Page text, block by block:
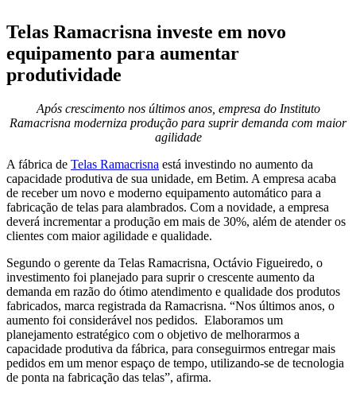
Telas Ramacrisna investe em novo
equipamento para aumentar
produtividade
Após crescimento nos últimos anos, empresa do Instituto
Ramacrisna moderniza produção para suprir demanda com maior
agilidade
A fábrica de Telas Ramacrisna está investindo no aumento da
capacidade produtiva de sua unidade, em Betim. A empresa acaba
de receber um novo e moderno equipamento automático para a
fabricação de telas para alambrados. Com a novidade, a empresa
deverá incrementar a produção em mais de 30%, além de atender os
clientes com maior agilidade e qualidade.
Segundo o gerente da Telas Ramacrisna, Octávio Figueiredo, o
investimento foi planejado para suprir o crescente aumento da
demanda em razão do ótimo atendimento e qualidade dos produtos
fabricados, marca registrada da Ramacrisna. “Nos últimos anos, o
aumento foi considerável nos pedidos. Elaboramos um
planejamento estratégico com o objetivo de melhorarmos a
capacidade produtiva da fábrica, para conseguirmos entregar mais
pedidos em um menor espaço de tempo, utilizando-se de tecnologia
de ponta na fabricação das telas”, afirma.